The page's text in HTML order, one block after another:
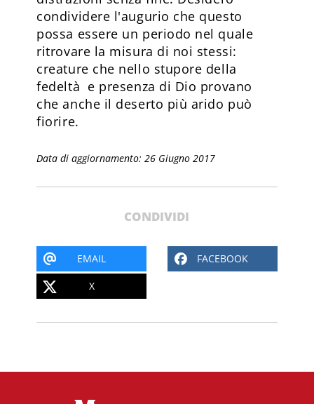
condividere l'augurio che questo
possa essere un periodo nel quale
ritrovare la misura di noi stessi:
creature che nello stupore della
fedeltà e presenza di Dio provano
che anche il deserto più arido può
fiorire.
Data di aggiornamento: 26 Giugno 2017
CONDIVIDI
EMAIL FACEBOOK
X